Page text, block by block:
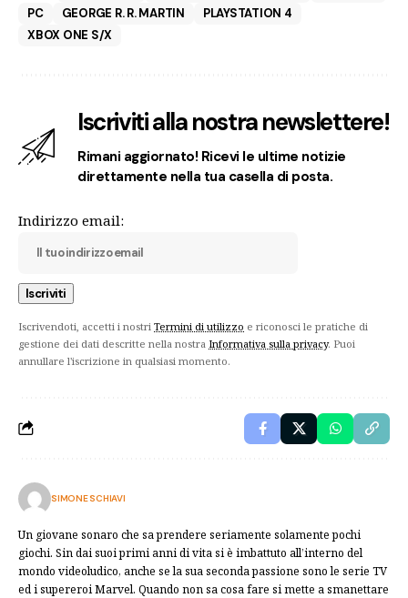
PC
GEORGE R. R. MARTIN
PLAYSTATION 4
XBOX ONE S/X
Iscriviti alla nostra newslettere!
Rimani aggiornato! Ricevi le ultime notizie
direttamente nella tua casella di posta.
Indirizzo email:
Iscrivendoti, accetti i nostri Termini di utilizzo e riconosci le pratiche di
gestione dei dati descritte nella nostra Informativa sulla privacy. Puoi
annullare l'iscrizione in qualsiasi momento.
SIMONE SCHIAVI
Un giovane sonaro che sa prendere seriamente solamente pochi
giochi. Sin dai suoi primi anni di vita si è imbattuto all’interno del
mondo videoludico, anche se la sua seconda passione sono le serie TV
ed i supereroi Marvel. Quando non sa cosa fare si mette a smanettare